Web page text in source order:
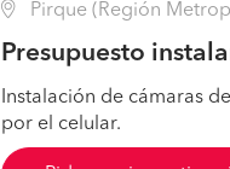
Pirque (Región
Presupuesto
Instalación de cámaras de
por el celular.